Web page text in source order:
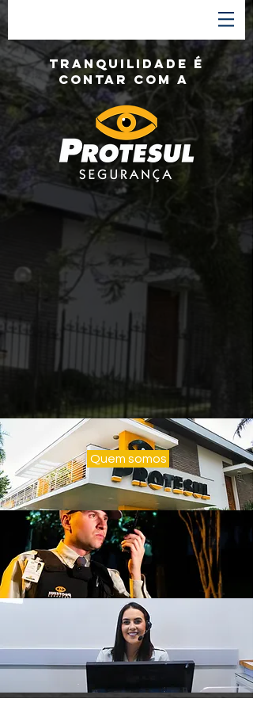
tranquilidade é
contar com a
Quem somos